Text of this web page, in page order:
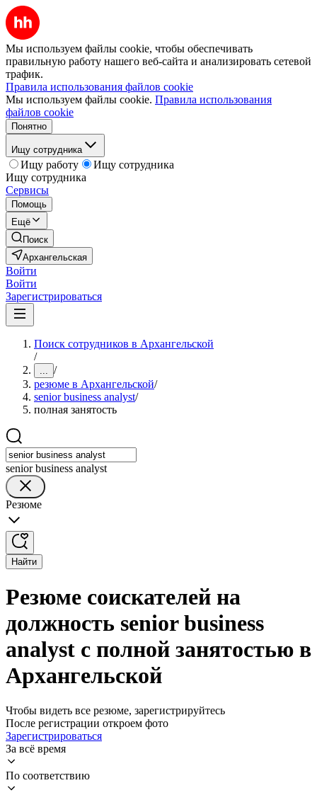
Мы используем файлы cookie, чтобы обеспечивать
правильную работу нашего веб-сайта и анализировать сетевой
трафик.
Правила использования файлов cookie
Мы используем файлы cookie. Правила использования
файлов cookie
Понятно
Ищу сотрудника
Ищу работу
Ищу сотрудника
Ищу сотрудника
Сервисы
Помощь
Ещё
Поиск
Архангельская
Войти
Войти
Зарегистрироваться
Поиск сотрудников в Архангельской
/
... /
резюме в Архангельской/
senior business analyst/
полная занятость
senior business analyst
Резюме
Найти
Резюме соискателей на
должность senior business
analyst с полной занятостью в
Архангельской
Чтобы видеть все резюме, зарегистрируйтесь
После регистрации откроем фото
Зарегистрироваться
За всё время
По соответствию